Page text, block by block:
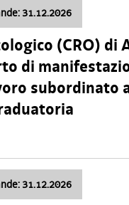
31.12.2026
(CRO) di
di
subordinato
31.12.2026